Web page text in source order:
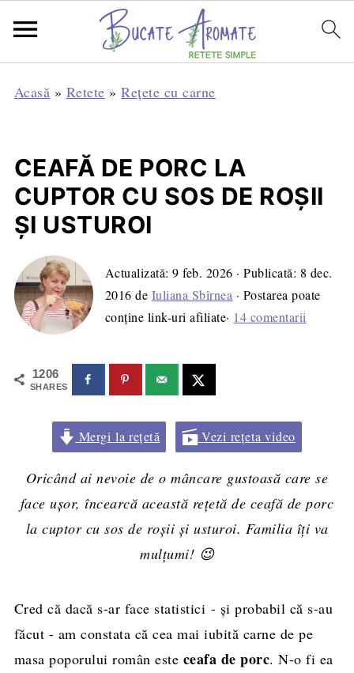
Acasă » Retete »Rețete cu carne
CEAFĂ DE PORC LA
CUPTOR CU SOS DE ROŞII
ŞI USTUROI
Actualizată:9 feb. 2026 · Publicată: 8 dec.
2016 de Iuliana Sbîrnea · Postarea poate
conține link-uri afiliate· 14 comentarii
1206
SHARES
Mergi la rețetă Vezi rețeta video
Oricând ai nevoie de o mâncare gustoasă care se
face ușor, încearcă această rețetă de ceafă de porc
la cuptor cu sos de roşii şi usturoi. Familia îți va
mulțumi! 😉
Cred că dacă s-ar face statistici - şi probabil că s-au
făcut - am constata că cea mai iubită carne de pe
masa poporului român este ceafa de porc. N-o fi ea